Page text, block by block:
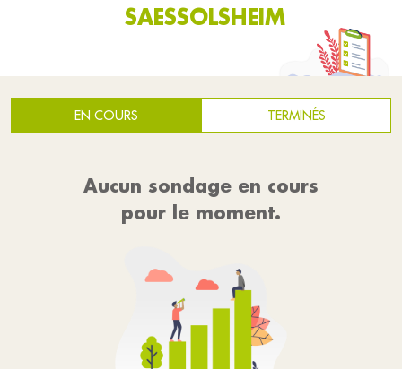
SAESSOLSHEIM
EN COURS TERMINÉS
Aucun sondage en cours
pour le moment.